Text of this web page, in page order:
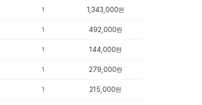
1 1,343,000원
1 492,000원
1 144,000원
1 279,000원
1 215,000원